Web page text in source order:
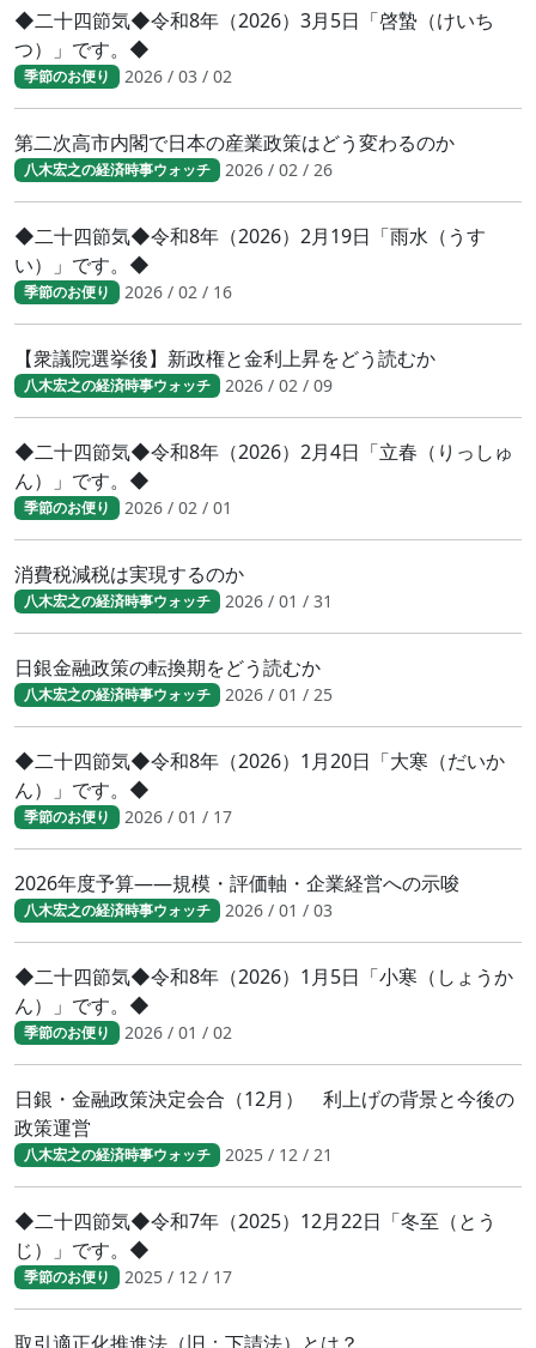
◆二十四節気◆令和8年（2026）3月5日「啓蟄（けいち
つ）」です。◆
季節のお便り 2026 / 03 / 02
第二次高市内閣で日本の産業政策はどう変わるのか
八木宏之の経済時事ウォッチ 2026 / 02 / 26
◆二十四節気◆令和8年（2026）2月19日「雨水（うす
い）」です。◆
季節のお便り 2026 / 02 / 16
【衆議院選挙後】新政権と金利上昇をどう読むか
八木宏之の経済時事ウォッチ 2026 / 02 / 09
◆二十四節気◆令和8年（2026）2月4日「立春（りっしゅ
ん）」です。◆
季節のお便り 2026 / 02 / 01
消費税減税は実現するのか
八木宏之の経済時事ウォッチ 2026 / 01 / 31
日銀金融政策の転換期をどう読むか
八木宏之の経済時事ウォッチ 2026 / 01 / 25
◆二十四節気◆令和8年（2026）1月20日「大寒（だいか
ん）」です。◆
季節のお便り 2026 / 01 / 17
2026年度予算――規模・評価軸・企業経営への示唆
八木宏之の経済時事ウォッチ 2026 / 01 / 03
◆二十四節気◆令和8年（2026）1月5日「小寒（しょうか
ん）」です。◆
季節のお便り 2026 / 01 / 02
日銀・金融政策決定会合（12月） 利上げの背景と今後の
政策運営
八木宏之の経済時事ウォッチ 2025 / 12 / 21
◆二十四節気◆令和7年（2025）12月22日「冬至（とう
じ）」です。◆
季節のお便り 2025 / 12 / 17